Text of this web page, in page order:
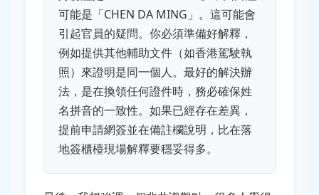
可能是「CHEN DA MING」。這可能會
引起官員的疑問。你必須準備好解釋，
例如提供其他輔助文件（如香港駕駛執
照）來證明是同一個人。最好的解決辦
法，是在換領任何證件時，務必確保姓
名拼音的一致性。如果已經存在差異，
提前申請網簽並在備註欄說明，比在落
地簽櫃檯現場解釋要穩妥得多。